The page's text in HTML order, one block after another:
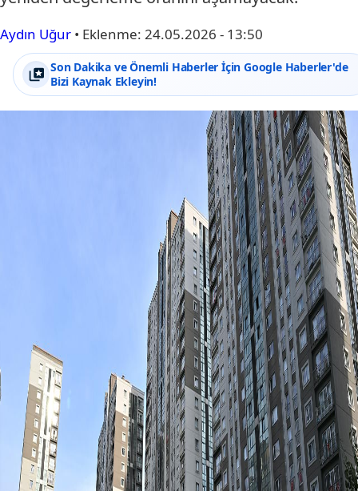
Aydın Uğur • Eklenme: 24.05.2026 - 13:50
Son Dakika ve Önemli Haberler İçin Google Haberler'de
Bizi Kaynak Ekleyin!